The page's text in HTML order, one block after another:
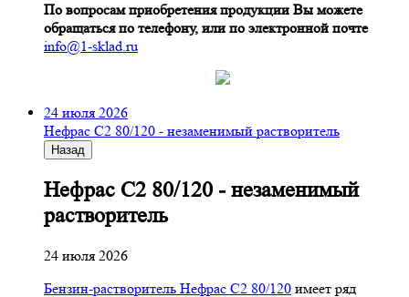
По вопросам приобретения продукции Вы можете
обращаться по телефону, или по электронной почте
info@1-sklad.ru
24 июля 2026
Нефрас С2 80/120 - незаменимый растворитель
Назад
Нефрас С2 80/120 - незаменимый
растворитель
24 июля 2026
Бензин-растворитель Нефрас С2 80/120 имеет ряд